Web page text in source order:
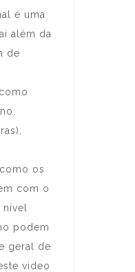
é uma
além da
de
os
com o
podem
geral de
video